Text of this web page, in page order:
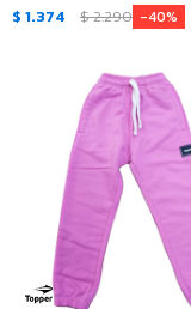
$ 1.374 $2.290 40